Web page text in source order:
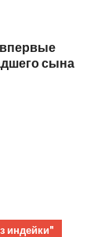
сына
индейки"